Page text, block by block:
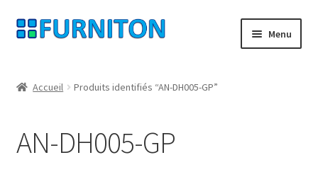
Aller
à
navigation
Aller
au
Menu
Protection des données
Accueil Produits identifiés “AN-DH005-GP”
AN-DH005-GP